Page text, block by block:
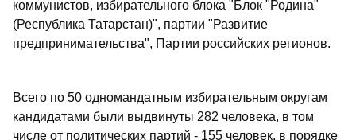
коммунистов, избирательного блока "Блок "Родина"
(Республика Татарстан)", партии "Развитие
предпринимательства", Партии российских регионов.
Всего по 50 одномандатным избирательным округам
кандидатами были выдвинуты 282 человека, в том
числе от политических партий - 155 человек, в порядке